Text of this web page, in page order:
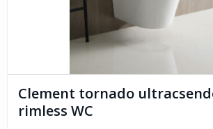
Clement tornado
rimless WC